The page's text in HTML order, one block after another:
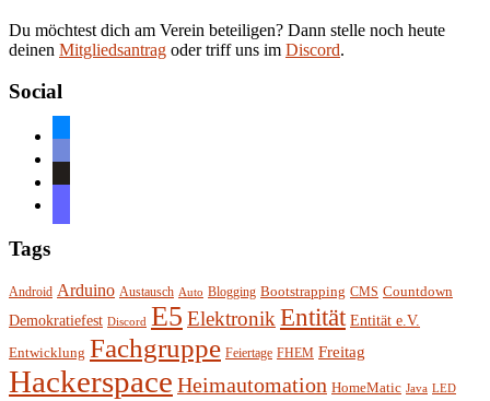
Du möchtest dich am Verein beteiligen? Dann stelle noch heute
deinen Mitgliedsantrag oder triff uns im Discord.
Social
Tags
Android Arduino Austausch Auto Blogging Bootstrapping CMS Countdown
Demokratiefest Discord E5 ElektronikEntität Entität e.V.
Entwicklung Fachgruppe Feiertage FHEM Freitag
Hackerspace Heimautomation HomeMatic Java LED